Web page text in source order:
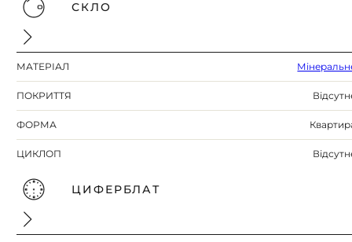
СКЛО
МАТЕРІАЛ
ПОКРИТТЯ
ФОРМА
ЦИКЛОП
ЦИФЕРБЛАТ